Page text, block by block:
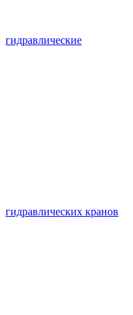
гидравлические
гидравлических кранов